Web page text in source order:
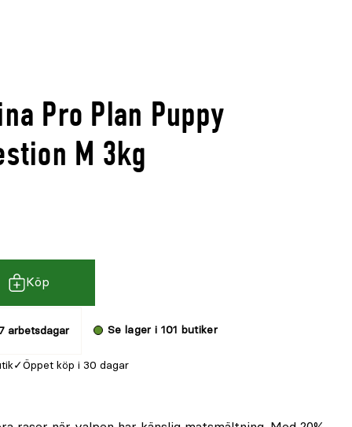
Pro Plan Puppy
M 3kg
Köp
arbetsdagar Se lager i 101 butiker
Öppet köp i 30 dagar